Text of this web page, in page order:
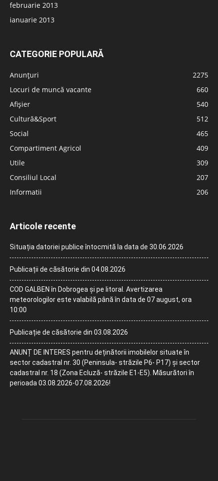
februarie 2013
ianuarie 2013
CATEGORIE POPULARĂ
Anunțuri
2275
Locuri de muncă vacante
660
Afișier
540
Cultură&Sport
512
Social
465
Compartiment Agricol
409
Utile
309
Consiliul Local
207
Informatii
206
Articole recente
Situația datoriei publice întocmită la data de 30.06.2026
Publicații de căsătorie din 04.08.2026
COD GALBEN în Dobrogea și pe litoral. Avertizarea
meteorologilor este valabilă până în data de 07 august, ora
10:00
Publicație de căsătorie din 03.08.2026
ANUNȚ DE INTERES pentru deținătorii imobilelor situate în
sector cadastral nr. 30 (Peninsula- străzile P6- P17) și sector
cadastral nr. 18 (Zona Ecluză- străzile E1-E5). Măsurători în
perioada 03.08.2026-07.08.2026!